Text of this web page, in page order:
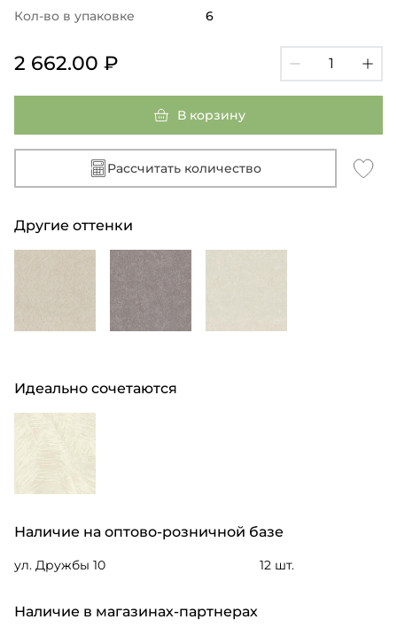
Кол-во в упаковке
6
2 662.00 ₽
В корзину
Рассчитать количество
Другие оттенки
Идеально сочетаются
Наличие на оптово-розничной базе
ул. Дружбы 10 12 шт.
Наличие в магазинах-партнерах